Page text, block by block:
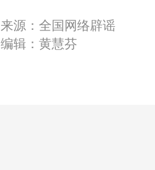
来源：全国网络辟谣
编辑：黄慧芬